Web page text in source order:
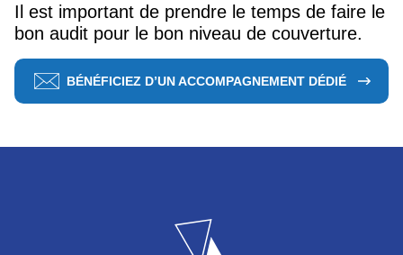
Il est important de prendre le temps de faire le
bon audit pour le bon niveau de couverture.
BÉNÉFICIEZ D’UN ACCOMPAGNEMENT DÉDIÉ